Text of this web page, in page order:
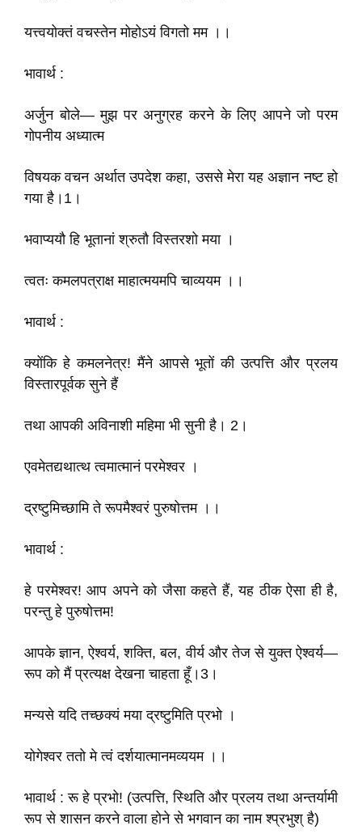
यत्त्वयोक्तं वचस्तेन मोहोऽयं विगतो मम ।।
भावार्थ :
अर्जुन बोले— मुझ पर अनुग्रह करने के लिए आपने जो परम
गोपनीय अध्यात्म
विषयक वचन अर्थात उपदेश कहा, उससे मेरा यह अज्ञान नष्ट हो
गया है।1।
भवाप्ययौ हि भूतानां श्रुतौ विस्तरशो मया ।
त्वतः कमलपत्राक्ष माहात्मयमपि चाव्ययम ।।
भावार्थ :
क्योंकि हे कमलनेत्र! मैंने आपसे भूतों की उत्पत्ति और प्रलय
विस्तारपूर्वक सुने हैं
तथा आपकी अविनाशी महिमा भी सुनी है। 2।
एवमेतद्यथात्थ त्वमात्मानं परमेश्वर ।
द्रष्टुमिच्छामि ते रूपमैश्वरं पुरुषोत्तम ।।
भावार्थ :
हे परमेश्वर! आप अपने को जैसा कहते हैं, यह ठीक ऐसा ही है,
परन्तु हे पुरुषोत्तम!
आपके ज्ञान, ऐश्वर्य, शक्ति, बल, वीर्य और तेज से युक्त ऐश्वर्य—
रूप को मैं प्रत्यक्ष देखना चाहता हूँ।3।
मन्यसे यदि तच्छक्यं मया द्रष्टुमिति प्रभो ।
योगेश्वर ततो मे त्वं दर्शयात्मानमव्ययम ।।
भावार्थ : रू हे प्रभो! (उत्पत्ति, स्थिति और प्रलय तथा अन्तर्यामी
रूप से शासन करने वाला होने से भगवान का नाम श्प्रभुश् है)